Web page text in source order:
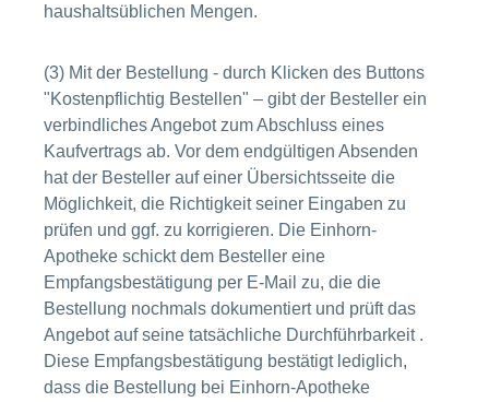
haushaltsüblichen Mengen.
(3) Mit der Bestellung - durch Klicken des Buttons
"Kostenpflichtig Bestellen" – gibt der Besteller ein
verbindliches Angebot zum Abschluss eines
Kaufvertrags ab. Vor dem endgültigen Absenden
hat der Besteller auf einer Übersichtsseite die
Möglichkeit, die Richtigkeit seiner Eingaben zu
prüfen und ggf. zu korrigieren. Die Einhorn-
Apotheke schickt dem Besteller eine
Empfangsbestätigung per E-Mail zu, die die
Bestellung nochmals dokumentiert und prüft das
Angebot auf seine tatsächliche Durchführbarkeit .
Diese Empfangsbestätigung bestätigt lediglich,
dass die Bestellung bei Einhorn-Apotheke